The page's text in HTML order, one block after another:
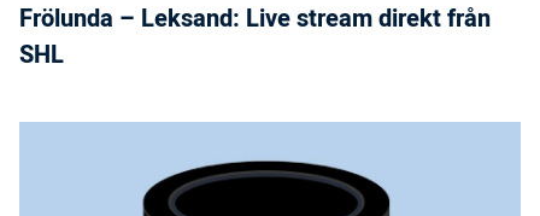
Frölunda – Leksand: Live stream direkt från
SHL